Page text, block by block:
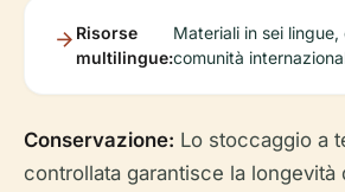
Risorse
multilingue:
Materiali in sei
comunità
Conservazione: Lo stoccaggio a
controllata garantisce la longevità